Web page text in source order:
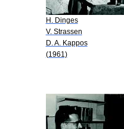
H. Dinges
V. Strassen
D. A. Kappos
(1961)